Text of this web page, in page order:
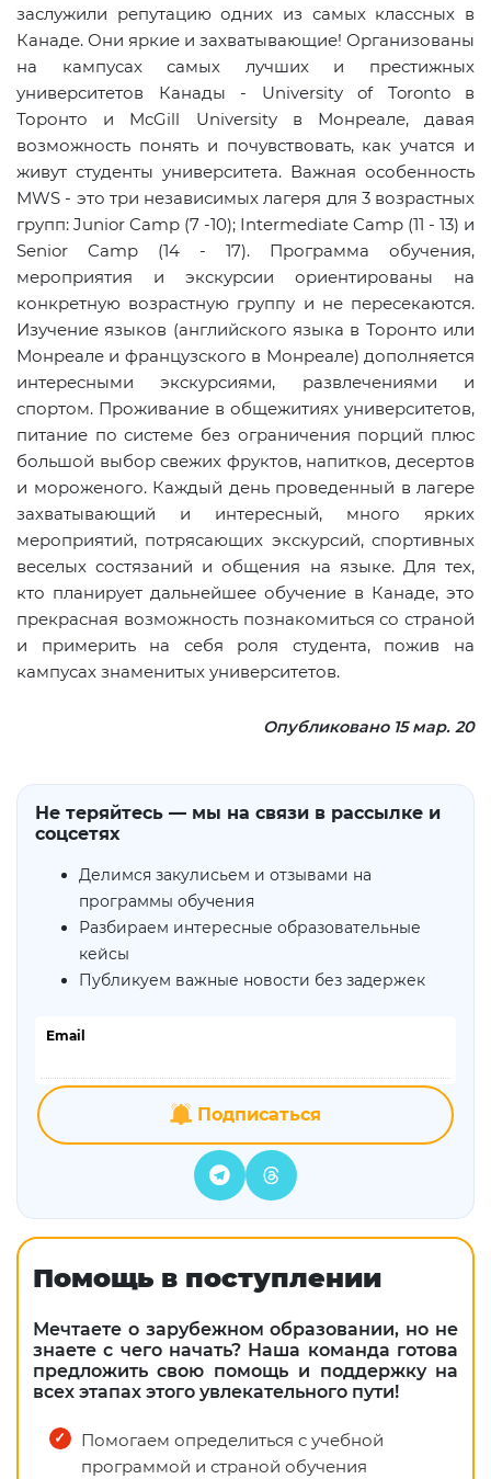
заслужили репутацию одних из самых классных в
Канаде. Они яркие и захватывающие! Организованы
на кампусах самых лучших и престижных
университетов Канады - University of Toronto в
Торонто и McGill University в Монреале, давая
возможность понять и почувствовать, как учатся и
живут студенты университета. Важная особенность
MWS - это три независимых лагеря для 3 возрастных
групп: Junior Camp (7 -10); Intermediate Camp (11 - 13) и
Senior Camp (14 - 17). Программа обучения,
мероприятия и экскурсии ориентированы на
конкретную возрастную группу и не пересекаются.
Изучение языков (английского языка в Торонто или
Монреале и французского в Монреале) дополняется
интересными экскурсиями, развлечениями и
спортом. Проживание в общежитиях университетов,
питание по системе без ограничения порций плюс
большой выбор свежих фруктов, напитков, десертов
и мороженого. Каждый день проведенный в лагере
захватывающий и интересный, много ярких
мероприятий, потрясающих экскурсий, спортивных
веселых состязаний и общения на языке. Для тех,
кто планирует дальнейшее обучение в Канаде, это
прекрасная возможность познакомиться со страной
и примерить на себя роля студента, пожив на
кампусах знаменитых университетов.
Опубликовано 15 мар. 20
Не теряйтесь — мы на связи в рассылке и
соцсетях
Делимся закулисьем и отзывами на
программы обучения
Разбираем интересные образовательные
кейсы
Публикуем важные новости без задержек
Email
Подписаться
Помощь в поступлении
Мечтаете о зарубежном образовании, но не
знаете с чего начать? Наша команда готова
предложить свою помощь и поддержку на
всех этапах этого увлекательного пути!
Помогаем определиться с учебной
программой и страной обучения